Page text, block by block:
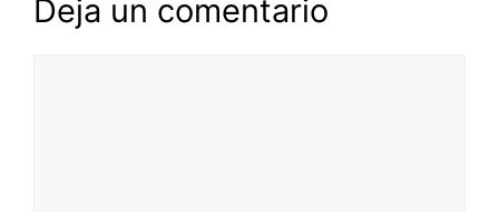
Deja un comentario